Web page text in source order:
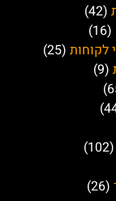
(42)
(16)
לקוחות(25)
(9)
(102)
(26)